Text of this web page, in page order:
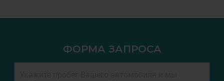
ФОРМА ЗАПРОСА